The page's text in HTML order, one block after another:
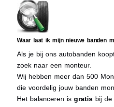
Waar laat ik mijn nieuwe banden
Als je bij ons autobanden
zoek naar een monteur.
Wij hebben meer dan 500
die voordelig jouw banden
Het balanceren is gratis bij de